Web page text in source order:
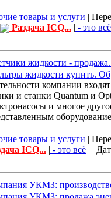
товары и услуги |
Раздача ICQ... | - это всё
жидкости -
жидкости купить.
компании
и станки Quantum и
и многое
товары и услуги |
ICQ... | - это всё | |
УКМЗ: